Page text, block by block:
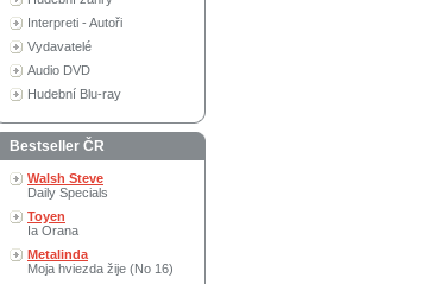
Interpreti - Autoři
Vydavatelé
Audio DVD
Hudební Blu-ray
Bestseller ČR
Walsh Steve
Daily Specials
Toyen
Ia Orana
Metalinda
Moja hviezda žije (No 16)